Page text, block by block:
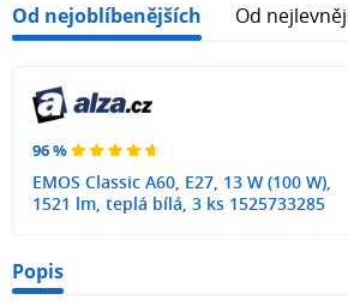
Od nejoblíbenějších Od
96 %
EMOS Classic A60, E27, 13 W (100 W),
1521 lm, teplá bílá, 3 ks 1525733285
Popis